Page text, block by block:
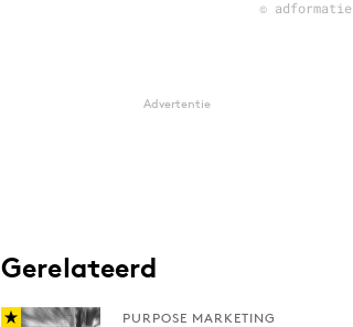
© adformatie
Advertentie
Gerelateerd
PURPOSE MARKETING